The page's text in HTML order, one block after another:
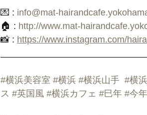
💌 : info@mat-
🏠 : http://www.mat-
📸 : https://www.instagram.com/
#横浜美容室 #横浜 #横浜山手 #横浜
ス #英国風 #横浜カフェ #巳年 #今